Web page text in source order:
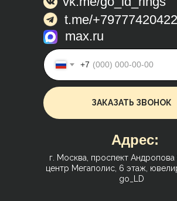
Адрес:
г. Москва, проспект Андропова
центр Мегаполис, 6 этаж,
go_LD
t.me/+79777420422
max.ru
+7
ЗАКАЗАТЬ ЗВОНОК